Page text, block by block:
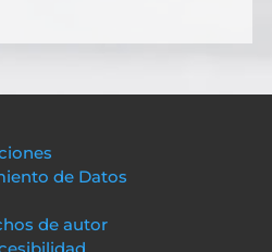
de Datos
de autor